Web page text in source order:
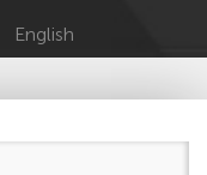
English